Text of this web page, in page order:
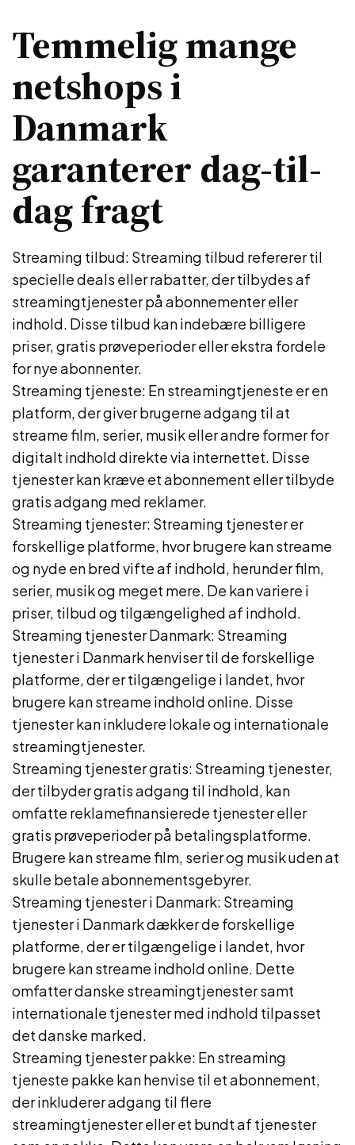
Temmelig mange
netshops i
Danmark
garanterer dag-til-
dag fragt
Streaming tilbud: Streaming tilbud refererer til
specielle deals eller rabatter, der tilbydes af
streamingtjenester på abonnementer eller
indhold. Disse tilbud kan indebære billigere
priser, gratis prøveperioder eller ekstra fordele
for nye abonnenter.
Streaming tjeneste: En streamingtjeneste er en
platform, der giver brugerne adgang til at
streame film, serier, musik eller andre former for
digitalt indhold direkte via internettet. Disse
tjenester kan kræve et abonnement eller tilbyde
gratis adgang med reklamer.
Streaming tjenester: Streaming tjenester er
forskellige platforme, hvor brugere kan streame
og nyde en bred vifte af indhold, herunder film,
serier, musik og meget mere. De kan variere i
priser, tilbud og tilgængelighed af indhold.
Streaming tjenester Danmark: Streaming
tjenester i Danmark henviser til de forskellige
platforme, der er tilgængelige i landet, hvor
brugere kan streame indhold online. Disse
tjenester kan inkludere lokale og internationale
streamingtjenester.
Streaming tjenester gratis: Streaming tjenester,
der tilbyder gratis adgang til indhold, kan
omfatte reklamefinansierede tjenester eller
gratis prøveperioder på betalingsplatforme.
Brugere kan streame film, serier og musik uden at
skulle betale abonnementsgebyrer.
Streaming tjenester i Danmark: Streaming
tjenester i Danmark dækker de forskellige
platforme, der er tilgængelige i landet, hvor
brugere kan streame indhold online. Dette
omfatter danske streamingtjenester samt
internationale tjenester med indhold tilpasset
det danske marked.
Streaming tjenester pakke: En streaming
tjeneste pakke kan henvise til et abonnement,
der inkluderer adgang til flere
streamingtjenester eller et bundt af tjenester